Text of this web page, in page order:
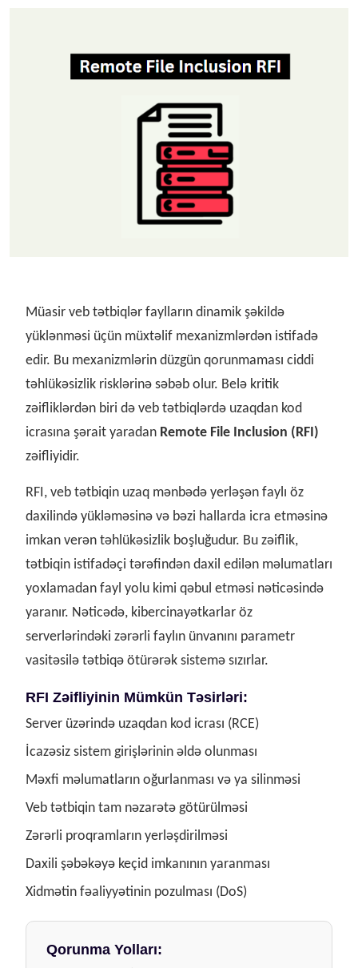
Müasir veb tətbiqlər faylların dinamik şəkildə
yüklənməsi üçün müxtəlif mexanizmlərdən istifadə
edir. Bu mexanizmlərin düzgün qorunmaması ciddi
təhlükəsizlik risklərinə səbəb olur. Belə kritik
zəifliklərdən biri də veb tətbiqlərdə uzaqdan kod
icrasına şərait yaradan Remote File Inclusion (RFI)
zəifliyidir.
RFI, veb tətbiqin uzaq mənbədə yerləşən faylı öz
daxilində yükləməsinə və bəzi hallarda icra etməsinə
imkan verən təhlükəsizlik boşluğudur. Bu zəiflik,
tətbiqin istifadəçi tərəfindən daxil edilən məlumatları
yoxlamadan fayl yolu kimi qəbul etməsi nəticəsində
yaranır. Nəticədə, kibercinayətkarlar öz
serverlərindəki zərərli faylın ünvanını parametr
vasitəsilə tətbiqə ötürərək sistemə sızırlar.
RFI Zəifliyinin Mümkün Təsirləri:
Server üzərində uzaqdan kod icrası (RCE)
İcazəsiz sistem girişlərinin əldə olunması
Məxfi məlumatların oğurlanması və ya silinməsi
Veb tətbiqin tam nəzarətə götürülməsi
Zərərli proqramların yerləşdirilməsi
Daxili şəbəkəyə keçid imkanının yaranması
Xidmətin fəaliyyətinin pozulması (DoS)
Qorunma Yolları: